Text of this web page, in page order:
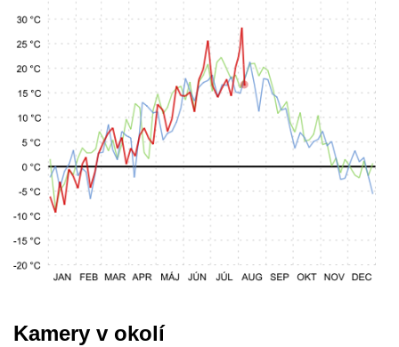
Kamery v okolí